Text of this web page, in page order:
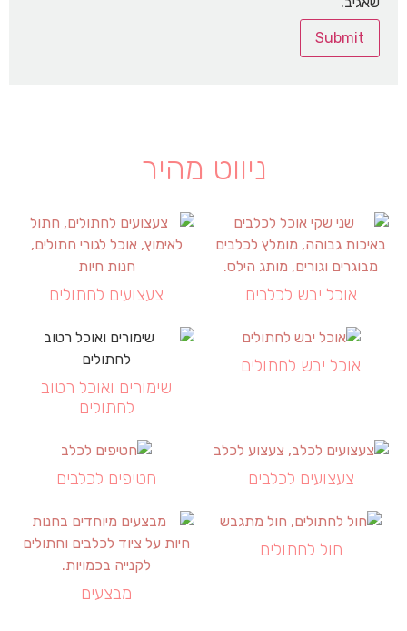
ניווט מהיר
אוכל יבש לכלבים צעצועים לחתולים
אוכל יבש לחתולים
שימורים ואוכל רטוב
לחתולים
צעצועים לכלבים חטיפים לכלבים
חול לחתולים
מבצעים